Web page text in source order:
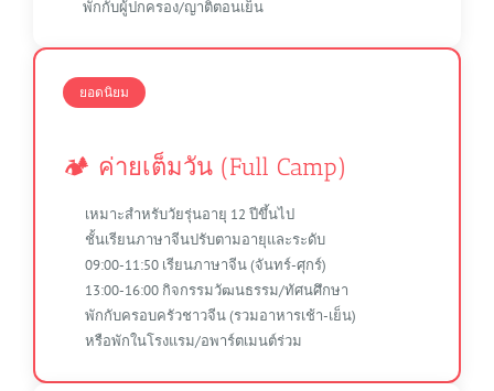
พักกับผู้ปกครอง/ญาติตอนเย็น
ยอดนิยม
🏕️ ค่ายเต็มวัน (Full Camp)
เหมาะสำหรับวัยรุ่นอายุ 12 ปีขึ้นไป
ชั้นเรียนภาษาจีนปรับตามอายุและระดับ
09:00-11:50 เรียนภาษาจีน (จันทร์-ศุกร์)
13:00-16:00 กิจกรรมวัฒนธรรม/ทัศนศึกษา
พักกับครอบครัวชาวจีน (รวมอาหารเช้า-เย็น)
หรือพักในโรงแรม/อพาร์ตเมนต์ร่วม